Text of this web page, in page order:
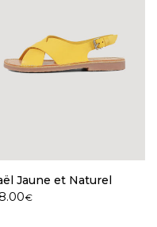
Jaune et Naturel
€